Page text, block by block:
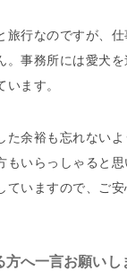
旅行なのですが、
。事務所には愛犬
ます。
た余裕も忘れない
もいらっしゃると
ていますので、ご安
へ一言お願いし